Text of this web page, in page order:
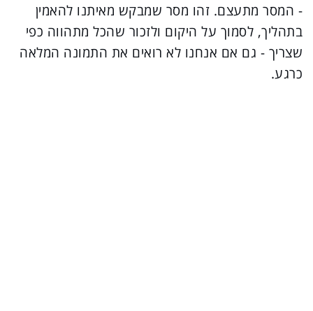
- המסר מתעצם. זהו מסר שמבקש מאיתנו להאמין
בתהליך, לסמוך על היקום ולזכור שהכל מתהווה כפי
שצריך - גם אם אנחנו לא רואים את התמונה המלאה
כרגע.